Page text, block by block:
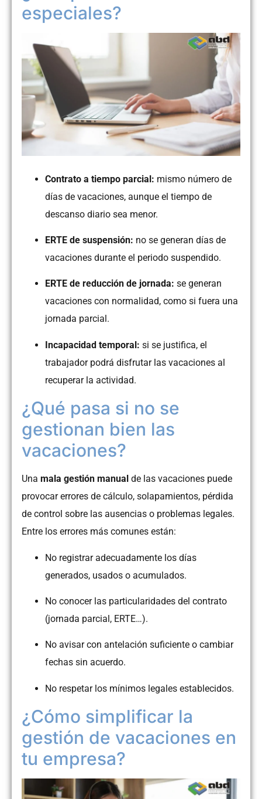
especiales?
Contrato a tiempo parcial: mismo número de
días de vacaciones, aunque el tiempo de
descanso diario sea menor.
ERTE de suspensión: no se generan días de
vacaciones durante el periodo suspendido.
ERTE de reducción de jornada: se generan
vacaciones con normalidad, como si fuera una
jornada parcial.
Incapacidad temporal: si se justifica, el
trabajador podrá disfrutar las vacaciones al
recuperar la actividad.
¿Qué pasa si no se
gestionan bien las
vacaciones?
Una mala gestión manual de las vacaciones puede
provocar errores de cálculo, solapamientos, pérdida
de control sobre las ausencias o problemas legales.
Entre los errores más comunes están:
No registrar adecuadamente los días
generados, usados o acumulados.
No conocer las particularidades del contrato
(jornada parcial, ERTE…).
No avisar con antelación suficiente o cambiar
fechas sin acuerdo.
No respetar los mínimos legales establecidos.
¿Cómo simplificar la
gestión de vacaciones en
tu empresa?